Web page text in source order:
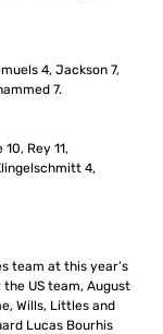
4, Jackson 7,
7.
Rey 11,
4,
team at this year’s
US team, August
Wills, Littles and
Lucas Bourhis